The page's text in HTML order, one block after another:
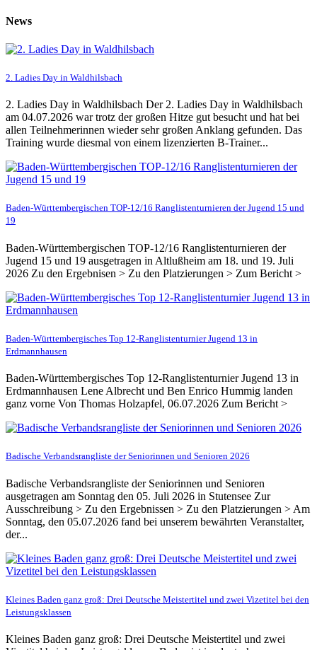
News
2. Ladies Day in Waldhilsbach
2. Ladies Day in Waldhilsbach Der 2. Ladies Day in Waldhilsbach
am 04.07.2026 war trotz der großen Hitze gut besucht und hat bei
allen Teilnehmerinnen wieder sehr großen Anklang gefunden. Das
Training wurde diesmal von einem lizenzierten B-Trainer...
Baden-Württembergischen TOP-12/16 Ranglistenturnieren der Jugend 15 und
19
Baden-Württembergischen TOP-12/16 Ranglistenturnieren der
Jugend 15 und 19 ausgetragen in Altlußheim am 18. und 19. Juli
2026 Zu den Ergebnisen > Zu den Platzierungen > Zum Bericht >
Baden-Württembergisches Top 12-Ranglistenturnier Jugend 13 in
Erdmannhausen
Baden-Württembergisches Top 12-Ranglistenturnier Jugend 13 in
Erdmannhausen Lene Albrecht und Ben Enrico Hummig landen
ganz vorne Von Thomas Holzapfel, 06.07.2026 Zum Bericht >
Badische Verbandsrangliste der Seniorinnen und Senioren 2026
Badische Verbandsrangliste der Seniorinnen und Senioren
ausgetragen am Sonntag den 05. Juli 2026 in Stutensee Zur
Ausschreibung > Zu den Ergebnissen > Zu den Platzierungen > Am
Sonntag, den 05.07.2026 fand bei unserem bewährten Veranstalter,
der...
Kleines Baden ganz groß: Drei Deutsche Meistertitel und zwei Vizetitel bei den
Leistungsklassen
Kleines Baden ganz groß: Drei Deutsche Meistertitel und zwei